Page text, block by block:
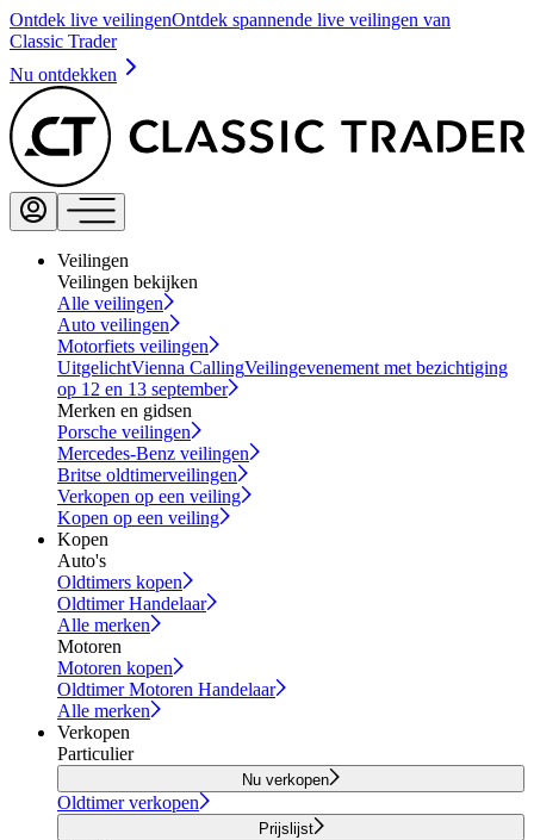
Ontdek live veilingenOntdek spannende live veilingen van
Classic Trader
Nu ontdekken
Veilingen
Veilingen bekijken
Alle veilingen
Auto veilingen
Motorfiets veilingen
UitgelichtVienna CallingVeilingevenement met bezichtiging
op 12 en 13 september
Merken en gidsen
Porsche veilingen
Mercedes-Benz veilingen
Britse oldtimerveilingen
Verkopen op een veiling
Kopen op een veiling
Kopen
Auto's
Oldtimers kopen
Oldtimer Handelaar
Alle merken
Motoren
Motoren kopen
Oldtimer Motoren Handelaar
Alle merken
Verkopen
Particulier
Nu verkopen
Oldtimer verkopen
Prijslijst